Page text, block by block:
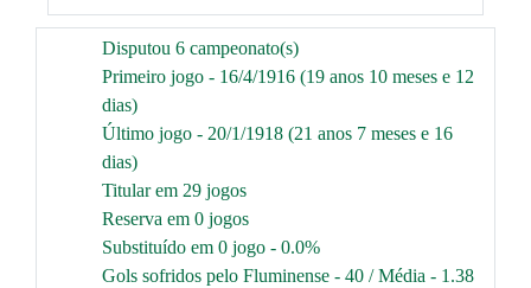
Disputou 6 campeonato(s)
Primeiro jogo - 16/4/1916 (19 anos 10 meses e 12
dias)
Último jogo - 20/1/1918 (21 anos 7 meses e 16
dias)
Titular em 29 jogos
Reserva em 0 jogos
Substituído em 0 jogo - 0.0%
Gols sofridos pelo Fluminense - 40 / Média - 1.38